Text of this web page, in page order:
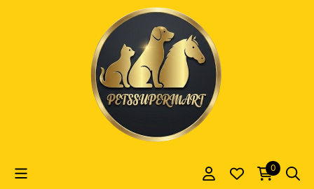
Les préférences de cookies sont actuellement fermées.
0